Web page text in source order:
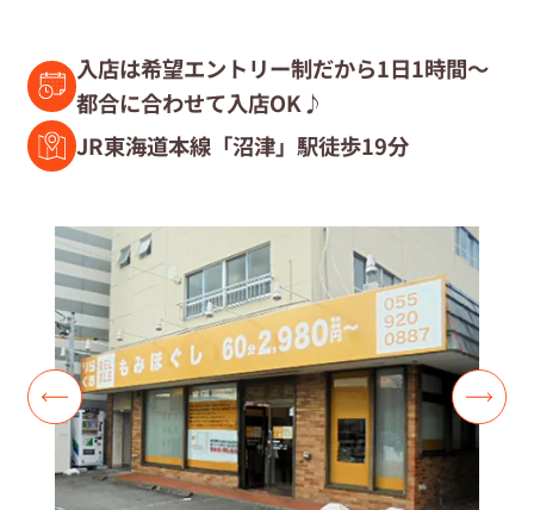
復職セラピスト募集
コラム一覧
よくあるご質問
入店は希望エントリー制だから1日1時間～
都合に合わせて入店OK♪
JR東海道本線「沼津」駅徒歩19分